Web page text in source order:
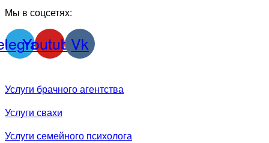
Мы в соцсетях:
YoutubeVk
Услуги брачного агентства
Услуги свахи
Услуги семейного психолога